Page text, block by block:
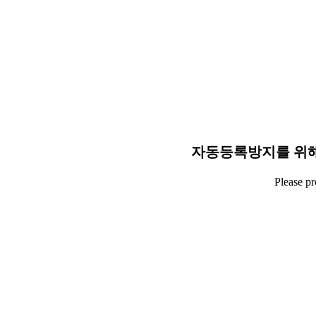
자동등록방지를 위
Please